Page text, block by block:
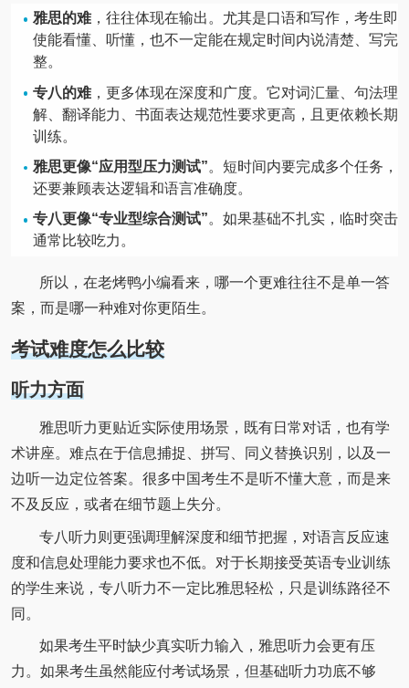
雅思的难 ，往往体现在输出。尤其是口语和写作，考生即
使能看懂、听懂，也不一定能在规定时间内说清楚、写完
整。
专八的难 ，更多体现在深度和广度。它对词汇量、句法理
解、翻译能力、书面表达规范性要求更高，且更依赖长期
训练。
雅思更像“应用型压力测试”。短时间内要完成多个任务，
还要兼顾表达逻辑和语言准确度。
专八更像“专业型综合测试”。如果基础不扎实，临时突击
通常比较吃力。
所以，在老烤鸭小编看来，哪一个更难往往不是单一答
案，而是哪一种难对你更陌生。
考试难度怎么比较
听力方面
雅思听力更贴近实际使用场景，既有日常对话，也有学
术讲座。难点在于信息捕捉、拼写、同义替换识别，以及一
边听一边定位答案。很多中国考生不是听不懂大意，而是来
不及反应，或者在细节题上失分。
专八听力则更强调理解深度和细节把握，对语言反应速
度和信息处理能力要求也不低。对于长期接受英语专业训练
的学生来说，专八听力不一定比雅思轻松，只是训练路径不
同。
如果考生平时缺少真实听力输入，雅思听力会更有压
力。如果考生虽然能应付考试场景，但基础听力功底不够